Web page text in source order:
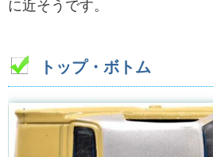
に近そうです。
トップ・ボトム